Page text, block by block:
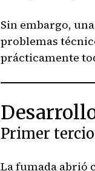
Sin embargo,
problemas
prácticamente
Primer tercio
La fumada abrió